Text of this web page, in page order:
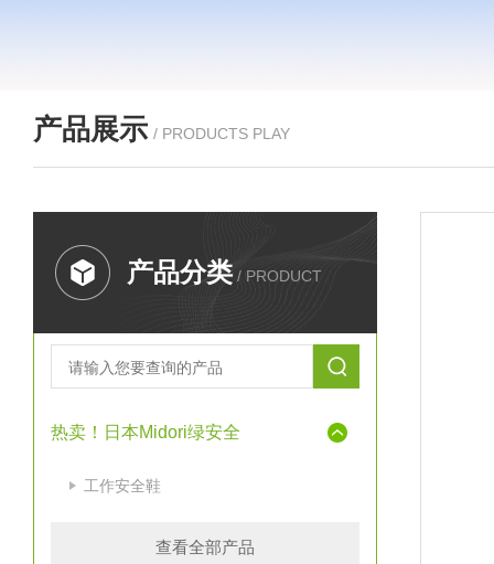
产品展示 / PRODUCTS PLAY
产品分类 / PRODUCT
热卖！日本Midori绿安全
工作安全鞋
查看全部产品